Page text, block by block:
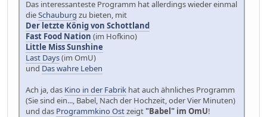
Das interessanteste Programm hat allerdings wieder einmal
dieSchauburg zu bieten, mit
Der letzte König von Schottland
Fast Food Nation (im Hofkino)
Little Miss Sunshine
Last Days(im OmU)
und Das wahre Leben
Ach ja, das Kino in der Fabrik hat auch ähnliches Programm
(Sie sind ein..., Babel, Nach der Hochzeit, oder Vier Minuten)
und das Programmkino Ostzeigt "Babel" im OmU!